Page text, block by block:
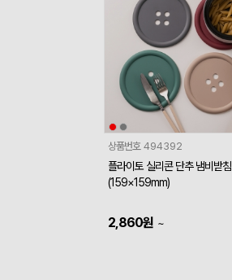
상품번호 494392
플라이토 실리콘 단추 냄비받침
(159×159mm)
2,860원 ~